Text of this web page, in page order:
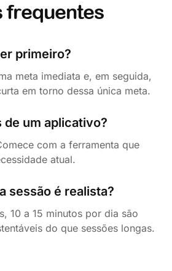
frequentes
primeiro?
meta imediata e, em seguida,
em torno dessa única meta.
de um aplicativo?
com a ferramenta que
atual.
sessão é realista?
10 a 15 minutos por dia são
do que sessões longas.